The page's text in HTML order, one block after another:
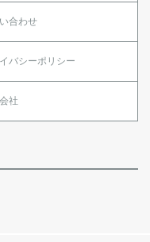
合わせ
バシーポリシー
社